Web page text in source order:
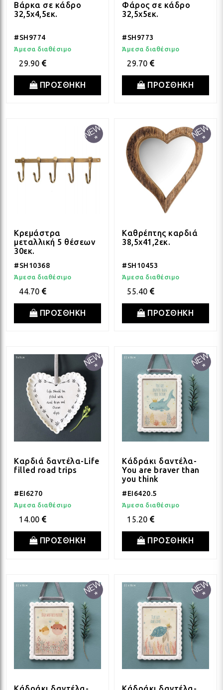
Βάρκα σε κάδρο
32,5x4,5εκ.
#SH9774
Άμεσα διαθέσιμο
29.90
ΠΡΟΣΘΗΚΗ
Φάρος σε κάδρο
32,5x5εκ.
#SH9773
Άμεσα διαθέσιμο
29.70
ΠΡΟΣΘΗΚΗ
Κρεμάστρα
μεταλλική 5 θέσεων
30εκ.
#SH10368
Άμεσα διαθέσιμο
44.70
ΠΡΟΣΘΗΚΗ
Καθρέπτης καρδιά
38,5x41,2εκ.
#SH10453
Άμεσα διαθέσιμο
55.40
ΠΡΟΣΘΗΚΗ
Καρδιά δαντέλα-Life
filled road trips
#EI6270
Άμεσα διαθέσιμο
14.00
ΠΡΟΣΘΗΚΗ
Κάδράκι δαντέλα-
You are braver than
you think
#EI6420.5
Άμεσα διαθέσιμο
15.20
ΠΡΟΣΘΗΚΗ